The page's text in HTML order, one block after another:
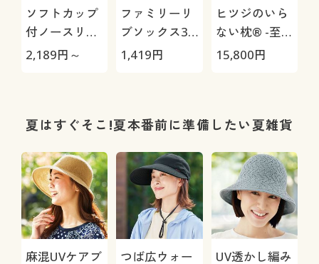
ソフトカップ
付ノースリー
ブ(綿100%素
2,189円～
ファミリーリ
ブソックス3
足組(カラー豊
1,419円
ヒツジのいら
ない枕® -至
極-
15,800円
夏はすぐそこ!夏本番前に準備したい夏雑貨
麻混UVケアブ
つば広ウォー
UV透かし編み